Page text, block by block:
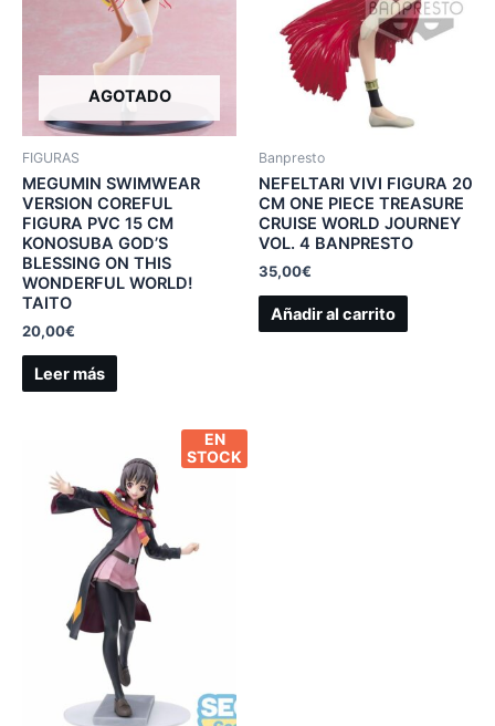
AGOTADO
FIGURAS
MEGUMIN SWIMWEAR
VERSION COREFUL
FIGURA PVC 15 CM
KONOSUBA GOD’S
BLESSING ON THIS
WONDERFUL WORLD!
TAITO
20,00€
Leer más
Banpresto
NEFELTARI VIVI FIGURA 20
CM ONE PIECE TREASURE
CRUISE WORLD JOURNEY
VOL. 4 BANPRESTO
35,00€
Añadir al carrito
EN
STOCK